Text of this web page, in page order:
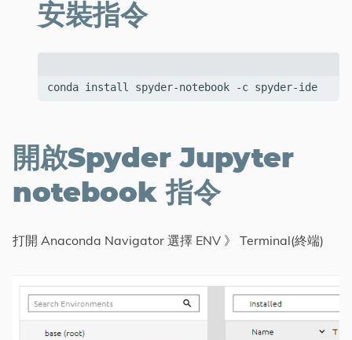
安裝指令
conda install spyder-notebook -c spyder-ide
開啟Spyder Jupyter
notebook 指令
打開 Anaconda Navigator 選擇 ENV 》 Terminal(終端)